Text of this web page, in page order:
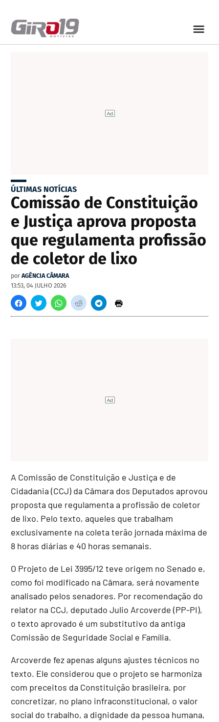
ÚLTIMAS NOTÍCIAS
Comissão de Constituição
e Justiça aprova proposta
que regulamenta profissão
de coletor de lixo
por AGÊNCIA CÂMARA
13:53, 04 JULHO 2026
A Comissão de Constituição e Justiça e de
Cidadania (CCJ) da Câmara dos Deputados aprovou
proposta que regulamenta a profissão de coletor
de lixo. Pelo texto, aqueles que trabalham
exclusivamente na coleta terão jornada máxima de
8 horas diárias e 40 horas semanais.
O Projeto de Lei 3995/12 teve origem no Senado e,
como foi modificado na Câmara, será novamente
analisado pelos senadores. Por recomendação do
relator na CCJ, deputado Julio Arcoverde (PP-PI),
o texto aprovado é um substitutivo da antiga
Comissão de Seguridade Social e Família.
Arcoverde fez apenas alguns ajustes técnicos no
texto. Ele considerou que o projeto se harmoniza
com preceitos da Constituição brasileira, por
concretizar, no plano infraconstitucional, o valor
social do trabalho, a dignidade da pessoa humana,